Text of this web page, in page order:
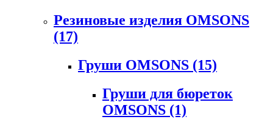
Резиновые изделия OMSONS
(17)
Груши OMSONS (15)
Груши для бюреток
OMSONS (1)